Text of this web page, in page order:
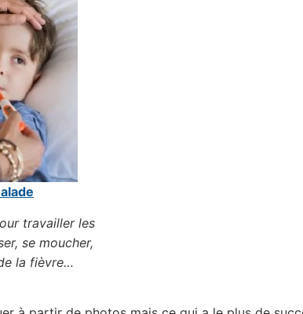
travailler les
se moucher,
la fièvre…